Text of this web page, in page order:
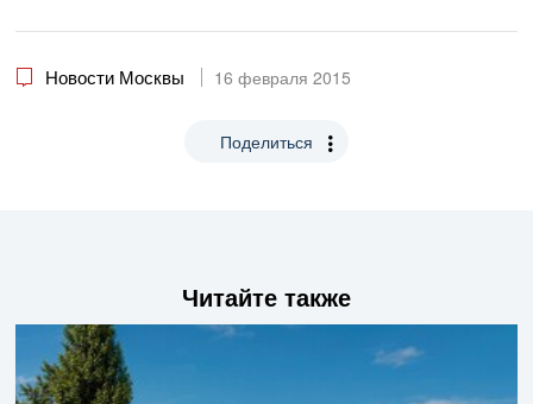
Новости Москвы 16 февраля 2015
Поделиться
Читайте также